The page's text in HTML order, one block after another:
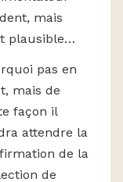
mais
plausible…
pas en
mais de
façon il
attendre la
de la
de